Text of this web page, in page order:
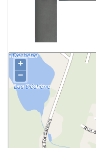
+
−